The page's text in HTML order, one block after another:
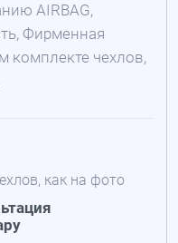
AIRBAG,
Фирменная
комплекте чехлов,
как на фото